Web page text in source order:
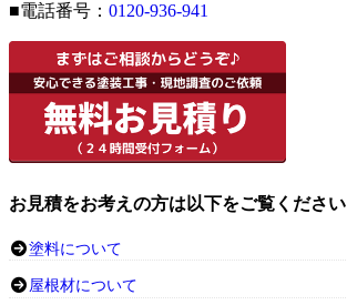
■電話番号： 0120-936-941
お見積をお考えの方は以下をご覧ください
塗料について
屋根材について